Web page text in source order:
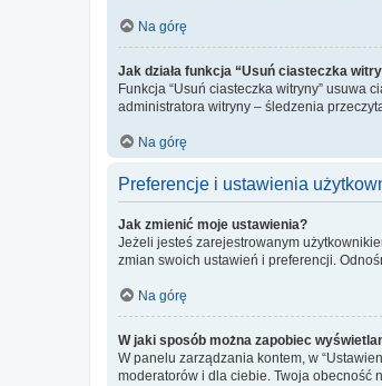
Na górę
Jak działa funkcja “Usuń ciasteczka
Funkcja “Usuń ciasteczka witryny” usuwa
administratora witryny – śledzenia
Na górę
Preferencje i ustawienia
Jak zmienić moje ustawienia?
Jeżeli jesteś zarejestrowanym
zmian swoich ustawień i preferencji.
Na górę
W jaki sposób można zapobiec
W panelu zarządzania kontem, w
moderatorów i dla ciebie. Twoja obecność